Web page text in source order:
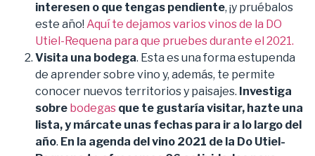
interesen o que tengas pendiente, ¡y pruébalos
este año! Aquí te dejamos varios vinos de la DO
Utiel-Requena para que pruebes durante el 2021.
Visita una bodega. Esta es una forma estupenda
de aprender sobre vino y, además, te permite
conocer nuevos territorios y paisajes. Investiga
sobre bodegas que te gustaría visitar, hazte una
lista, y márcate unas fechas para ir a lo largo del
año. En la agenda del vino 2021 de la Do Utiel-